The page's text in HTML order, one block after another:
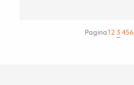
Pagina12 3 456